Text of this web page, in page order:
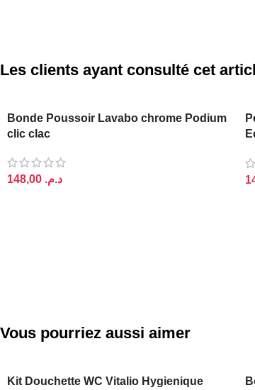
Les clients ayant consulté cet
PODIUM
Bonde Poussoir Lavabo chrome Podium
clic clac
د.م.
Vous pourriez aussi aimer
Kit Douchette WC Vitalio Hygienique